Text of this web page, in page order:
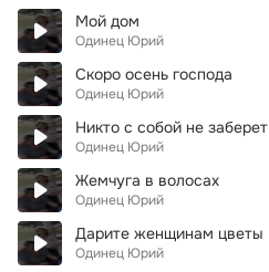
Мой дом
Одинец Юрий
Скоро осень господа
Одинец Юрий
Никто с собой не заберет
Одинец Юрий
Жемчуга в волосах
Одинец Юрий
Дарите женщинам цветы
Одинец Юрий